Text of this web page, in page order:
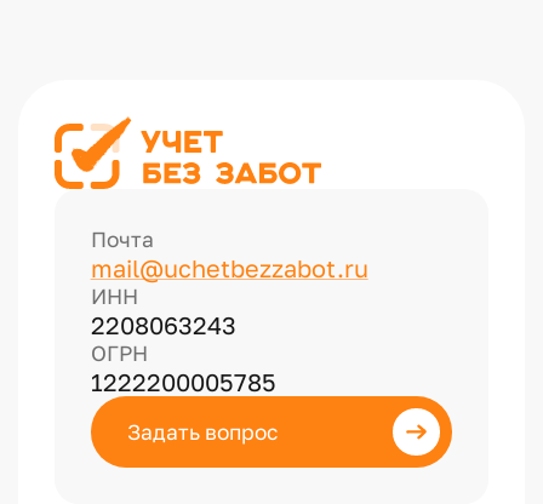
Почта
mail@uchetbezzabot.ru
ИНН
2208063243
ОГРН
1222200005785
Задать вопрос